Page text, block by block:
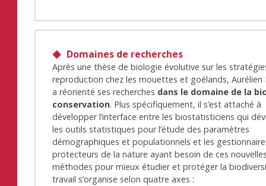
Domaines de recherches
Après une thèse de biologie évolutive sur les
reproduction chez les mouettes et goélands, Aurélien
a réorienté ses recherches dans le domaine de la
conservation. Plus spécifiquement, il s’est attaché à
développer l’interface entre les biostatisticiens qui
les outils statistiques pour l’étude des paramètres
démographiques et populationnels et les
protecteurs de la nature ayant besoin de ces
méthodes pour mieux étudier et protéger la
travail s’organise selon quatre axes :